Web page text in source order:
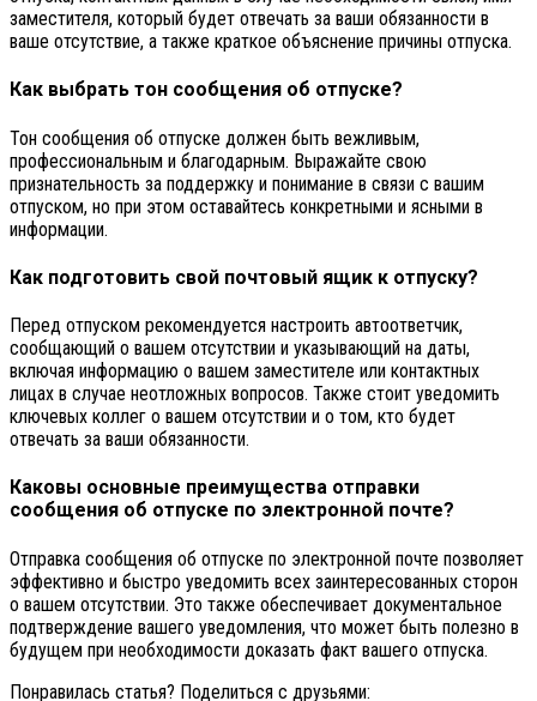
заместителя, который будет отвечать за ваши обязанности в
ваше отсутствие, а также краткое объяснение причины отпуска.
Как выбрать тон сообщения об отпуске?
Тон сообщения об отпуске должен быть вежливым,
профессиональным и благодарным. Выражайте свою
признательность за поддержку и понимание в связи с вашим
отпуском, но при этом оставайтесь конкретными и ясными в
информации.
Как подготовить свой почтовый ящик к отпуску?
Перед отпуском рекомендуется настроить автоответчик,
сообщающий о вашем отсутствии и указывающий на даты,
включая информацию о вашем заместителе или контактных
лицах в случае неотложных вопросов. Также стоит уведомить
ключевых коллег о вашем отсутствии и о том, кто будет
отвечать за ваши обязанности.
Каковы основные преимущества отправки
сообщения об отпуске по электронной почте?
Отправка сообщения об отпуске по электронной почте позволяет
эффективно и быстро уведомить всех заинтересованных сторон
о вашем отсутствии. Это также обеспечивает документальное
подтверждение вашего уведомления, что может быть полезно в
будущем при необходимости доказать факт вашего отпуска.
Понравилась статья? Поделиться с друзьями: